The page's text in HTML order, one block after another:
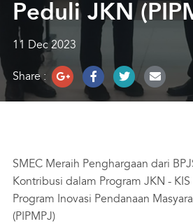
Peduli JKN
11 Dec 2023
Share :
SMEC Meraih Penghargaan dari
Kontribusi dalam Program JKN -
Program Inovasi Pendanaan
(PIPMPJ)